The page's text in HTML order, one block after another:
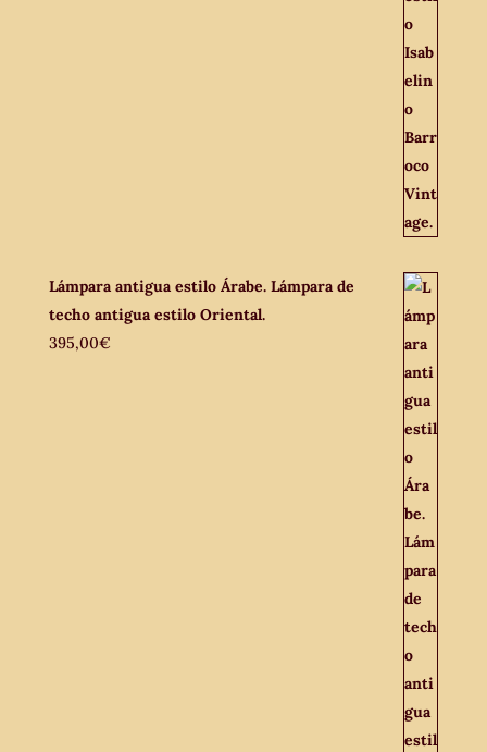
Lámpara antigua estilo Árabe. Lámpara de
techo antigua estilo Oriental.
395,00€